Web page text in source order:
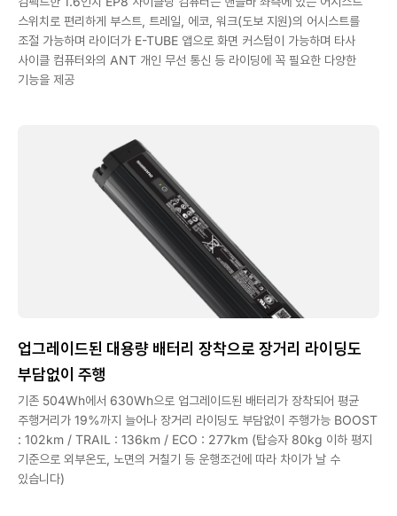
스위치로 편리하게 부스트, 트레일, 에코, 워크(도보 지원)의 어시스트를
조절 가능하며 라이더가 E-TUBE 앱으로 화면 커스텀이 가능하며 타사
사이클 컴퓨터와의 ANT 개인 무선 통신 등 라이딩에 꼭 필요한 다양한
기능을 제공
업그레이드된 대용량 배터리 장착으로 장거리 라이딩도
부담없이 주행
기존 504Wh에서 630Wh으로 업그레이드된 배터리가 장착되어 평균
주행거리가 19%까지 늘어나 장거리 라이딩도 부담없이 주행가능 BOOST
: 102km / TRAIL : 136km / ECO : 277km (탑승자 80kg 이하 평지
기준으로 외부온도, 노면의 거칠기 등 운행조건에 따라 차이가 날 수
있습니다)